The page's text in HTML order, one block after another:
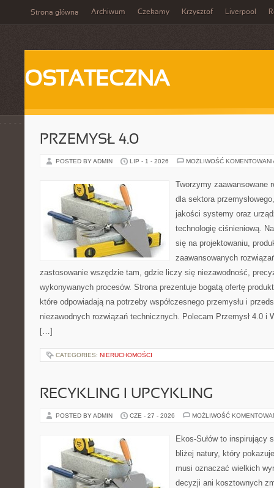
Strona główna Archiwum Czekamy Krzysztof Liverpool
OSTATECZNA
PRZEMYSŁ 4.0
POSTED BY ADMIN LIP - 1 - 2026 MOŻLIWOŚĆ
Tworzymy zaawansowane
dla sektora
jakości systemy oraz
technologię ciśnieniową.
się na projektowaniu,
zaawansowanych
zastosowanie wszędzie tam, gdzie liczy się niezawodność,
wykonywanych procesów. Strona prezentuje bogatą ofertę
które odpowiadają na potrzeby współczesnego przemysłu i
niezawodnych rozwiązań technicznych. Polecam Przemysł 4.0 i
[…]
CATEGORIES: NIERUCHOMOŚCI
RECYKLING I UPCYKLING
POSTED BY ADMIN CZE - 27 - 2026 MOŻLIWOŚĆ
Ekos-Sułów to inspirujący
bliżej natury, który
musi oznaczać wielkich
decyzji ani kosztownych